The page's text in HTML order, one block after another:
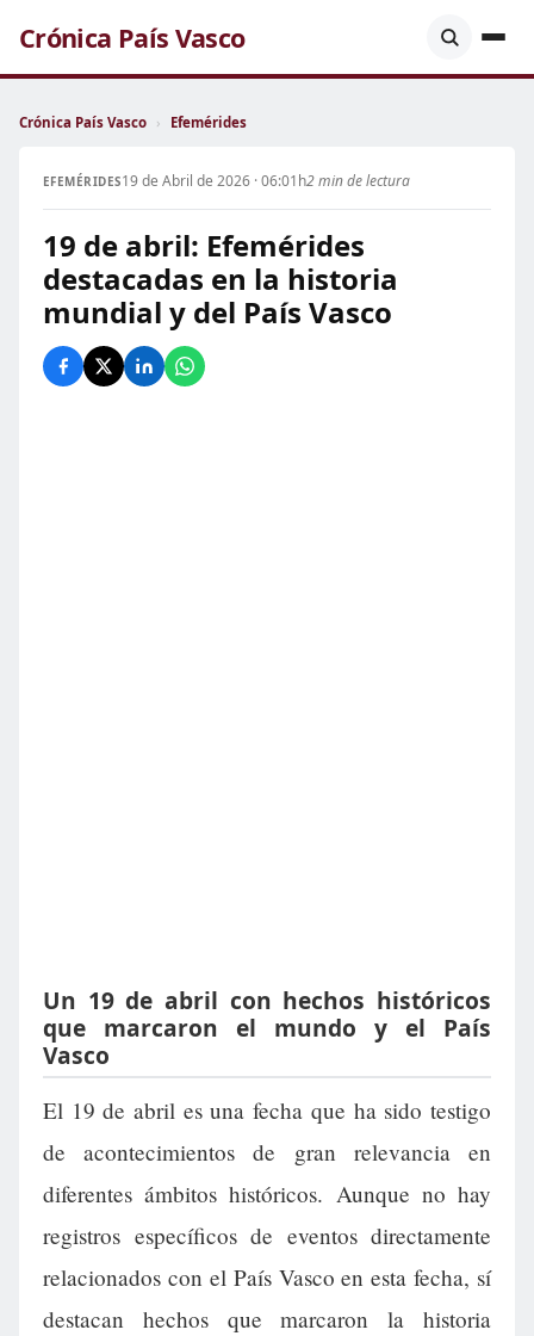
Crónica País Vasco
Crónica País Vasco › Efemérides
EFEMÉRIDES19 de Abril de 2026 · 06:01h2 min de lectura
19 de abril: Efemérides
destacadas en la historia
mundial y del País Vasco
Un 19 de abril con hechos históricos
que marcaron el mundo y el País
Vasco
El 19 de abril es una fecha que ha sido testigo
de acontecimientos de gran relevancia en
diferentes ámbitos históricos. Aunque no hay
registros específicos de eventos directamente
relacionados con el País Vasco en esta fecha, sí
destacan hechos que marcaron la historia